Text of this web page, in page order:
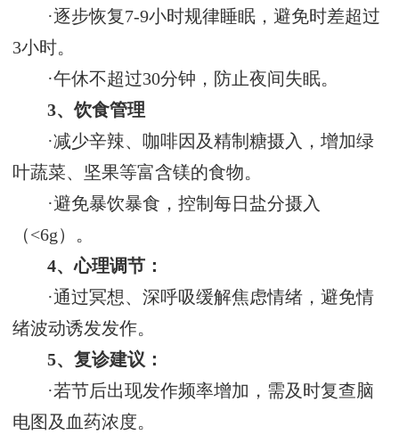
·逐步恢复7-9小时规律睡眠，避免时差超过
3小时‌。
·午休不超过30分钟，防止夜间失眠‌。
3、饮食管理‌
·减少辛辣、咖啡因及精制糖摄入，增加绿
叶蔬菜、坚果等富含镁的食物‌。
·避免暴饮暴食，控制每日盐分摄入
（<6g）‌。
4、心理调节‌：
·通过冥想、深呼吸缓解焦虑情绪，避免情
绪波动诱发发作‌。
5、复诊建议‌：
·若节后出现发作频率增加，需及时复查脑
电图及血药浓度‌。